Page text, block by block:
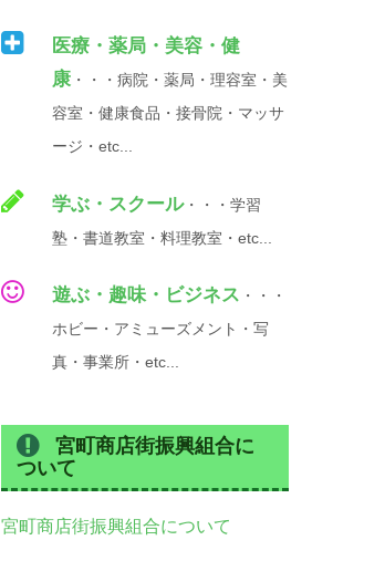
医療・薬局・美容・健
康 ・・・病院・薬局・理容室・美
容室・健康食品・接骨院・マッサ
ージ・etc...
学ぶ・スクール・・・学習
塾・書道教室・料理教室・etc...
遊ぶ・趣味・ビジネス ・・・
ホビー・アミューズメント・写
真・事業所・etc...
宮町商店街振興組合に
ついて
宮町商店街振興組合について